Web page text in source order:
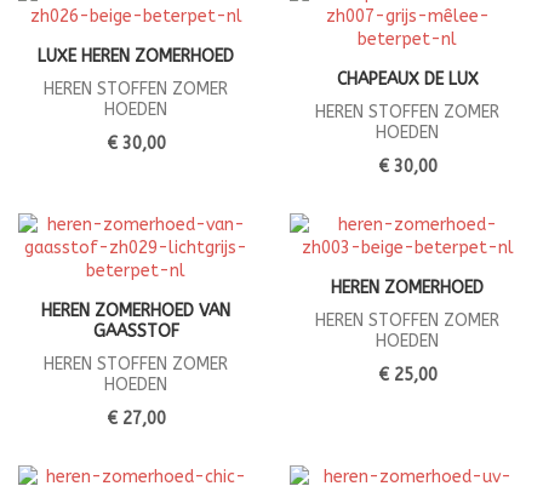
LUXE HEREN ZOMERHOED
HEREN STOFFEN ZOMER
HOEDEN
€ 30,00
CHAPEAUX DE LUX
HEREN STOFFEN ZOMER
HOEDEN
€ 30,00
HEREN ZOMERHOED VAN
GAASSTOF
HEREN STOFFEN ZOMER
HOEDEN
€ 27,00
HEREN ZOMERHOED
HEREN STOFFEN ZOMER
HOEDEN
€ 25,00